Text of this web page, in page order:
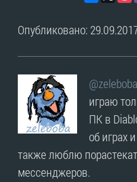
Опубликовано:
@zeleboba
играю
ПК в
об играх
также люблю
мессенджеров.